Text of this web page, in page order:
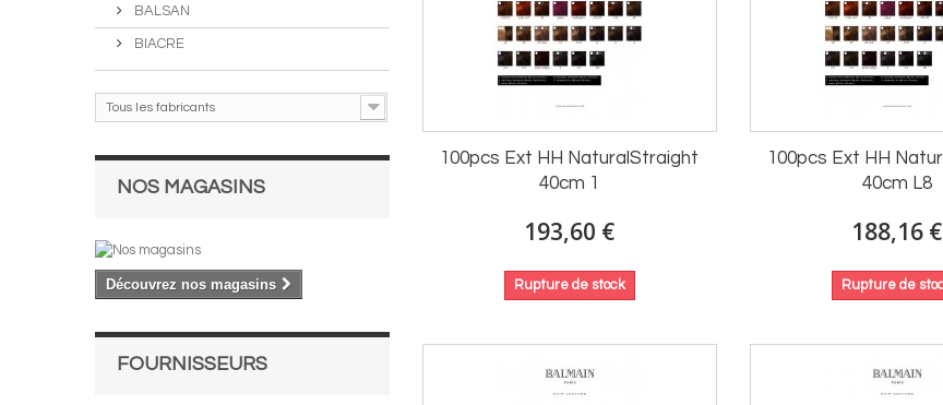
BALSAN
BIACRE
Tous les fabricants
NOS MAGASINS
Découvrez nos magasins
FOURNISSEURS
100pcs Ext HH NaturalStraight
40cm 1
193,60 €
Rupture de stock
100pcs Ext HH
40cm L8
188,16 €
Rupture de